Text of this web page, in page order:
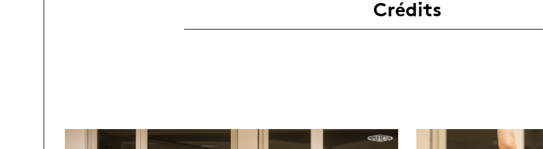
Crédits